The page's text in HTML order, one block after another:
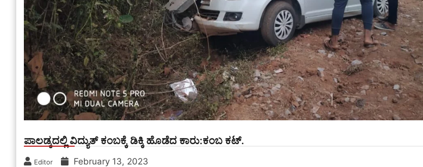
ಪಾಲಡ್ಕದಲ್ಲಿ ವಿದ್ಯುತ್ ಕಂಬಕ್ಕೆ ಡಿಕ್ಕಿ ಹೊಡೆದ ಕಾರು:ಕಂಬ ಕಟ್.
Editor February 13, 2023